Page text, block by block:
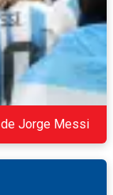
de Jorge Messi